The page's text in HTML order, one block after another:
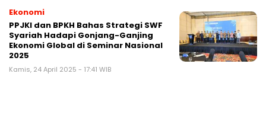
Ekonomi
PPJKI dan BPKH Bahas Strategi SWF
Syariah Hadapi Gonjang-Ganjing
Ekonomi Global di Seminar Nasional
2025
Kamis, 24 April 2025 - 17:41 WIB